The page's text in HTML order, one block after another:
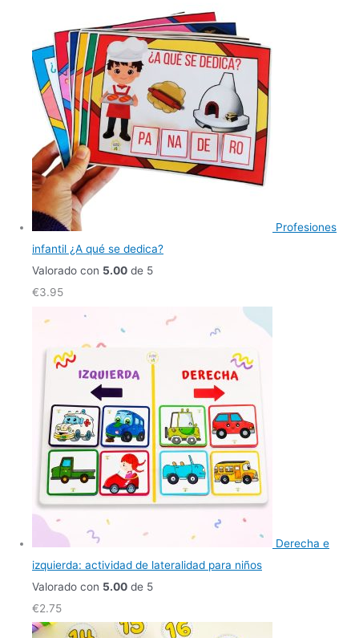
Profesiones
infantil ¿A qué se dedica?
Valorado con 5.00 de 5
€3.95
Derecha e
izquierda: actividad de lateralidad para niños
Valorado con 5.00 de 5
€2.75